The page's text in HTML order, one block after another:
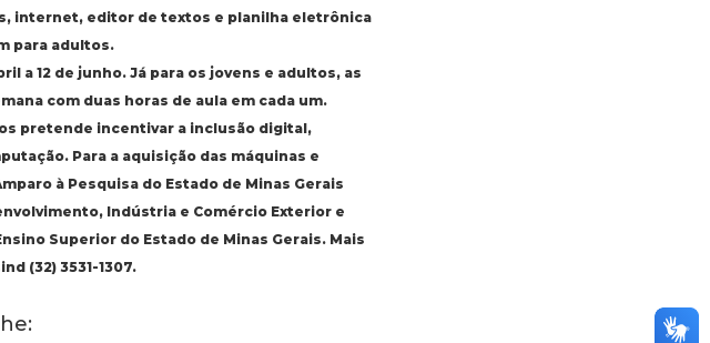
internet, editor de textos e planilha eletrônica
para adultos.
a 12 de junho. Já para os jovens e adultos, as
com duas horas de aula em cada um.
pretende incentivar a inclusão digital,
Para a aquisição das máquinas e
à Pesquisa do Estado de Minas Gerais
Indústria e Comércio Exterior e
Superior do Estado de Minas Gerais. Mais
(32) 3531-1307.